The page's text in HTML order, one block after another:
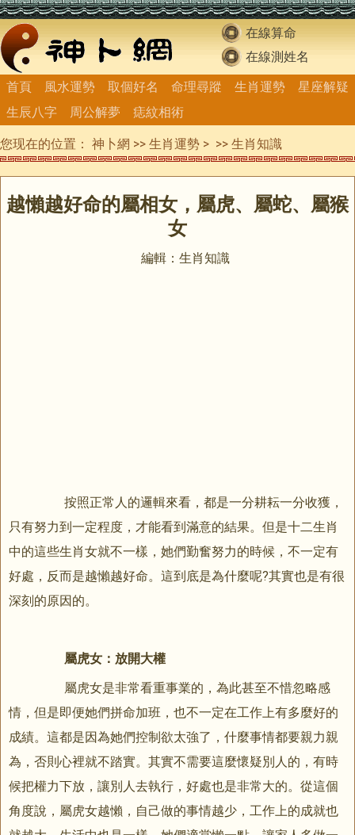
在線算命
在線測姓名
首頁
風水運勢 取個好名 命理尋蹤 生肖運勢
星座解疑
生辰八字
周公解夢 痣紋相術
您现在的位置： 神卜網 >> 生肖運勢 > >> 生肖知識
越懶越好命的屬相女，屬虎、屬蛇、屬猴
女
編輯：生肖知識
按照正常人的邏輯來看，都是一分耕耘一分收獲，
只有努力到一定程度，才能看到滿意的結果。但是十二生肖
中的這些生肖女就不一樣，她們勤奮努力的時候，不一定有
好處，反而是越懶越好命。這到底是為什麼呢?其實也是有很
深刻的原因的。
屬虎女：放開大權
屬虎女是非常看重事業的，為此甚至不惜忽略感
情，但是即便她們拼命加班，也不一定在工作上有多麼好的
成績。這都是因為她們控制欲太強了，什麼事情都要親力親
為，否則心裡就不踏實。其實不需要這麼懷疑別人的，有時
候把權力下放，讓別人去執行，好處也是非常大的。從這個
角度說，屬虎女越懶，自己做的事情越少，工作上的成就也